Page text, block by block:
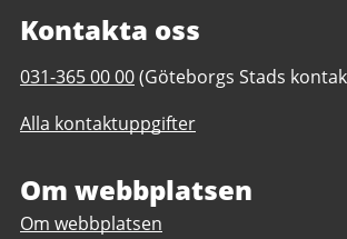
Kontakta oss
Telefonnummer
Filmkontoret
031-365 00 00(Göteborgs Stads
Alla kontaktuppgifter
Om webbplatsen
Om webbplatsen